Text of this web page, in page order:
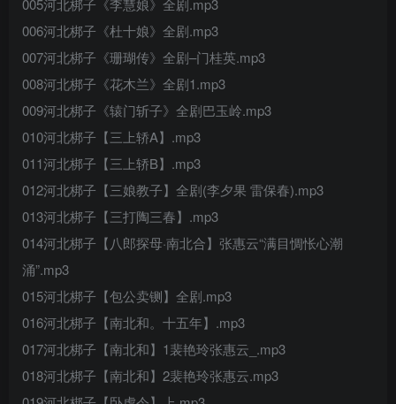
005河北梆子《李慧娘》全剧.mp3
006河北梆子《杜十娘》全剧.mp3
007河北梆子《珊瑚传》全剧–门桂英.mp3
008河北梆子《花木兰》全剧1.mp3
009河北梆子《辕门斩子》全剧巴玉岭.mp3
010河北梆子【三上轿A】.mp3
011河北梆子【三上轿B】.mp3
012河北梆子【三娘教子】全剧(李夕果 雷保春).mp3
013河北梆子【三打陶三春】.mp3
014河北梆子【八郎探母·南北合】张惠云“满目惆怅心潮
涌”.mp3
015河北梆子【包公卖铡】全剧.mp3
016河北梆子【南北和。十五年】.mp3
017河北梆子【南北和】1裴艳玲张惠云_.mp3
018河北梆子【南北和】2裴艳玲张惠云.mp3